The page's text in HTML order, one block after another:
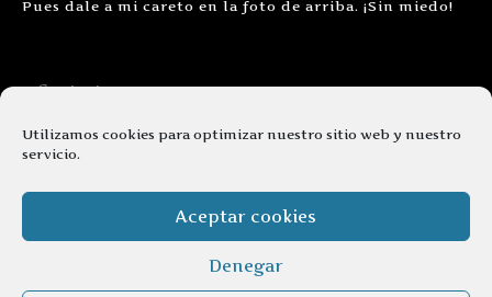
Utilizamos cookies para optimizar nuestro sitio web y nuestro
servicio.
Aceptar cookies
Denegar
Pues dale a mi careto en la foto de arriba. ¡Sin miedo!
Contacto
Aviso legal